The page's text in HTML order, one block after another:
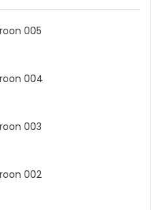
Chine, est un
détection approfondie
développé une
l’accompagnement
de santé dans le
Ceci, à l’aide des
005
004
003
002